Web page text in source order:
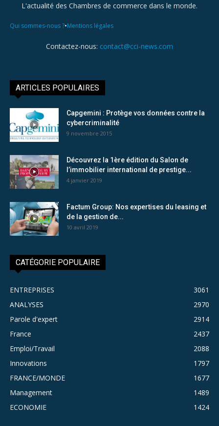
L'actualité des Chambres de commerce dans le monde.
Qui sommes-nous ?•Mentions légales
Contactez-nous: contact@cci-news.com
ARTICLES POPULAIRES
Capgemini : Protège vos données contre la
cybercriminalité
9 novembre 2015
Découvrez la 1ère édition du Salon de
l’immobilier international de prestige...
4 janvier 2019
Factum Group: Nos expertises du leasing et
de la gestion de...
10 avril 2019
CATÉGORIE POPULAIRE
ENTREPRISES
3061
ANALYSES
2970
Parole d'expert
2914
France
2437
Emploi/Travail
2088
Innovations
1797
FRANCE/MONDE
1677
Management
1489
ECONOMIE
1424